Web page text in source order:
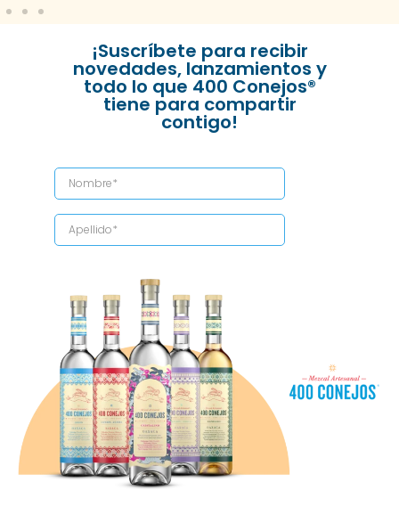
¡Suscríbete para recibir
novedades, lanzamientos y
todo lo que 400 Conejos®
tiene para compartir
contigo!